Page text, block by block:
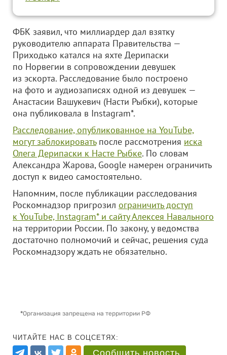
ФБК заявил, что миллиардер дал взятку
руководителю аппарата Правительства —
Приходько катался на яхте Дерипаски
по Норвегии в сопровождении девушек
из эскорта. Расследование было построено
на фото и аудиозаписях одной из девушек —
Анастасии Вашукевич (Насти Рыбки), которые
она публиковала в Instagram*.
Расследование, опубликованное на YouTube,
могут заблокироватьпосле рассмотрения иска
Олега Дерипаски к Насте Рыбке. По словам
Александра Жарова, Google намерен ограничить
доступ к видео самостоятельно.
Напомним, после публикации расследования
Роскомнадзор пригрозил ограничить доступ
к YouTube, Instagram* и сайту Алексея Навального
на территории России. По закону, у ведомства
достаточно полномочий и сейчас, решения суда
Роскомнадзору ждать не обязательно.
*Организация запрещена на территории РФ
ЧИТАЙТЕ НАС В СОЦСЕТЯХ:
Сообщить новость